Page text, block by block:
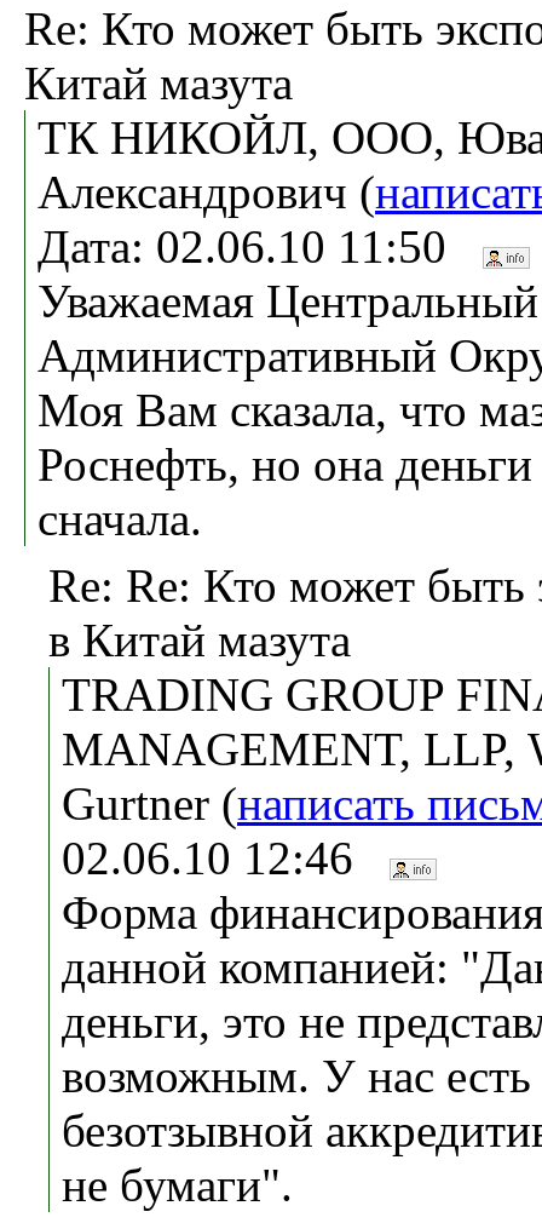
Re: Кто может быть
Китай мазута
ТК НИКОЙЛ, ООО,
Александрович (
Дата: 02.06.10 11:50
Уважаемая Центральный
Административный
Моя Вам сказала, что
Роснефть, но она
сначала.
Re: Re: Кто может быть
в Китай мазута
TRADING GROUP
MANAGEMENT, LLP,
Gurtner (написать
02.06.10 12:46
Форма
данной компанией:
деньги, это не
возможным. У нас есть
безотзывной
не бумаги".